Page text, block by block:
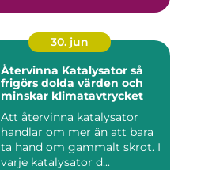
30. jun
Återvinna Katalysator så
frigörs dolda värden och
minskar klimatavtrycket
Att återvinna katalysator
handlar om mer än att bara
ta hand om gammalt skrot. I
varje katalysator d...